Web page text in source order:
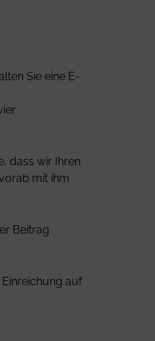
Sie eine E-
dass wir Ihren
mit ihm
Beitrag
auf